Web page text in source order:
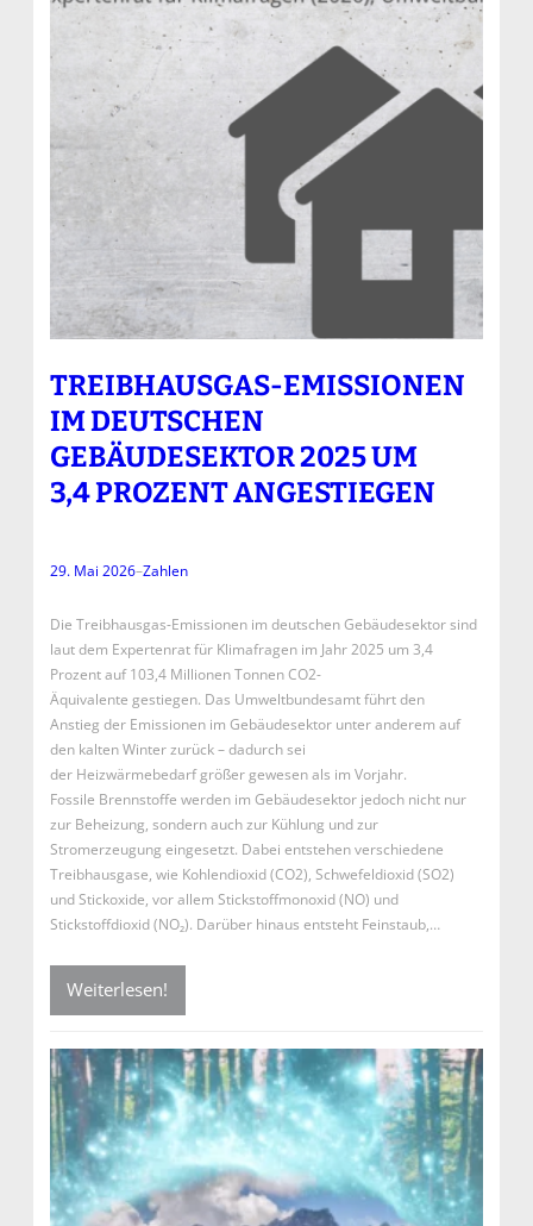
TREIBHAUSGAS-EMISSIONEN
IM DEUTSCHEN
GEBÄUDESEKTOR 2025 UM
3,4 PROZENT ANGESTIEGEN
29. Mai 2026–Zahlen
Die Treibhausgas-Emissionen im deutschen Gebäudesektor sind
laut dem Expertenrat für Klimafragen im Jahr 2025 um 3,4
Prozent auf 103,4 Millionen Tonnen CO2-
Äquivalente gestiegen. Das Umweltbundesamt führt den
Anstieg der Emissionen im Gebäudesektor unter anderem auf
den kalten Winter zurück – dadurch sei
der Heizwärmebedarf größer gewesen als im Vorjahr.
Fossile Brennstoffe werden im Gebäudesektor jedoch nicht nur
zur Beheizung, sondern auch zur Kühlung und zur
Stromerzeugung eingesetzt. Dabei entstehen verschiedene
Treibhausgase, wie Kohlendioxid (CO2), Schwefeldioxid (SO2)
und Stickoxide, vor allem Stickstoffmonoxid (NO) und
Stickstoffdioxid (NO₂). Darüber hinaus entsteht Feinstaub,…
Weiterlesen!